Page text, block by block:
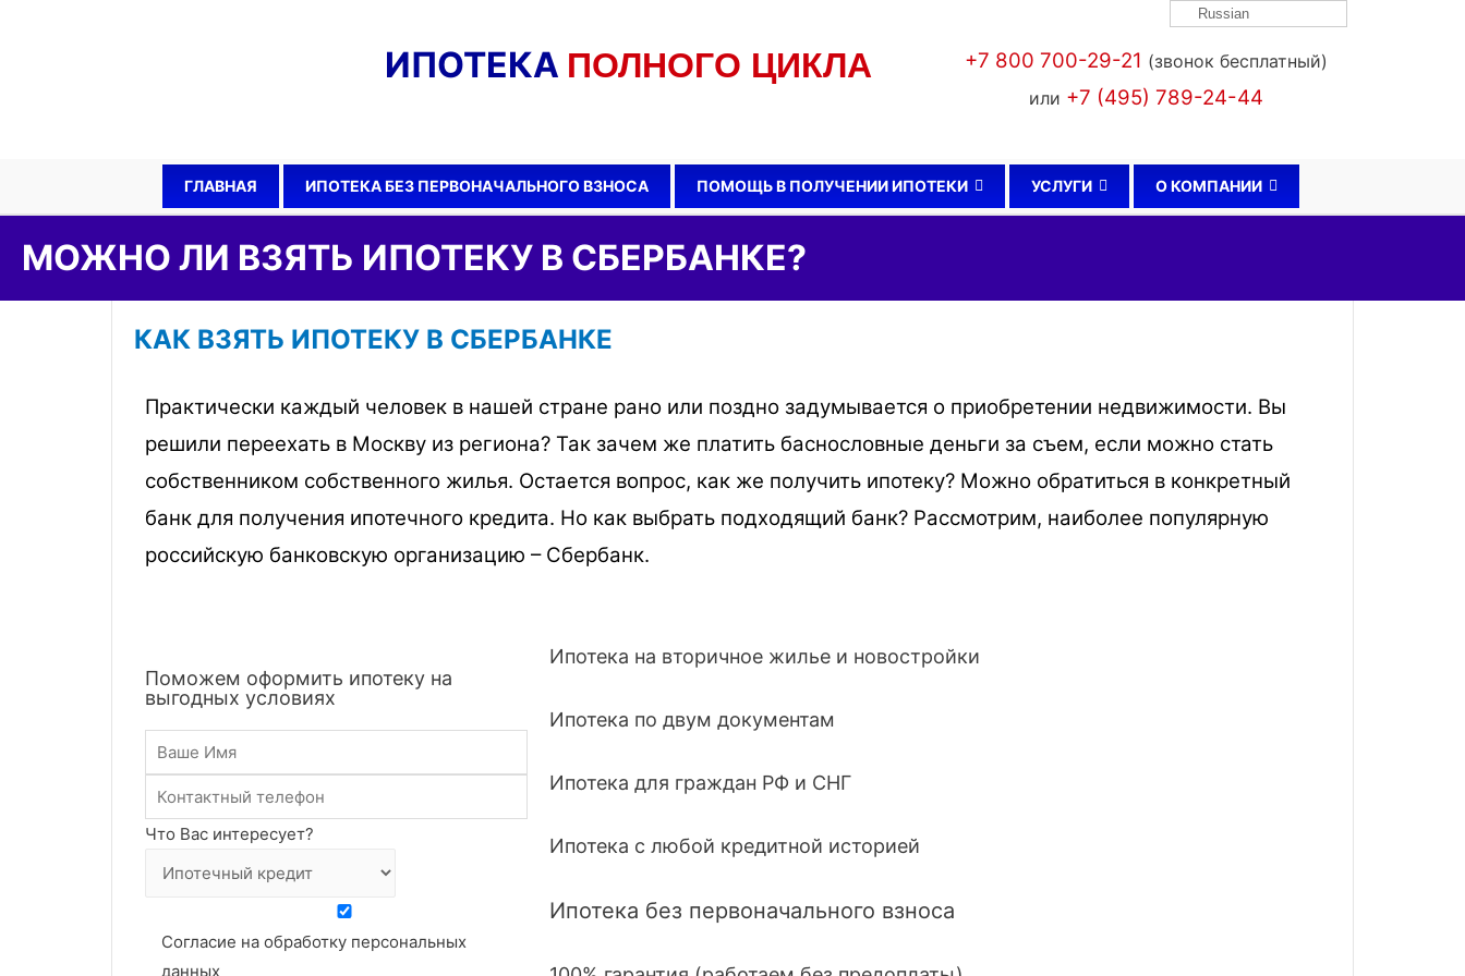
ИПОТЕКА ПОЛНОГО ЦИКЛА +7 800 700-29-21 (звонок бесплатный)
или +7 (495) 789-24-44
ГЛАВНАЯ ИПОТЕКА БЕЗ ПЕРВОНАЧАЛЬНОГО ВЗНОСА ПОМОЩЬ В ПОЛУЧЕНИИ ИПОТЕКИ УСЛУГИ О КОМПАНИИ
МОЖНО ЛИ ВЗЯТЬ ИПОТЕКУ В СБЕРБАНКЕ?
КАК ВЗЯТЬ ИПОТЕКУ В СБЕРБАНКЕ
Практически каждый человек в нашей стране рано или поздно задумывается о приобретении недвижимости. Вы
решили переехать в Москву из региона? Так зачем же платить баснословные деньги за съем, если можно стать
собственником собственного жилья. Остается вопрос, как же получить ипотеку? Можно обратиться в конкретный
банк для получения ипотечного кредита. Но как выбрать подходящий банк? Рассмотрим, наиболее популярную
российскую банковскую организацию – Сбербанк.
Поможем оформить ипотеку на
выгодных условиях
Что Вас интересует?
Согласие на обработку персональных
данных
Ипотека на вторичное жилье и новостройки
Ипотека по двум документам
Ипотека для граждан РФ и СНГ
Ипотека с любой кредитной историей
Ипотека без первоначального взноса
Russian